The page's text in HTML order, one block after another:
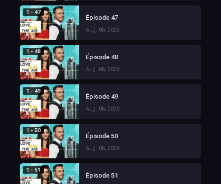
1 - 47
Épisode 47
Aug. 06, 2026
1 - 48
Épisode 48
Aug. 06, 2026
1 - 49
Épisode 49
Aug. 06, 2026
1 - 50
Épisode 50
Aug. 06, 2026
1 - 51
Épisode 51